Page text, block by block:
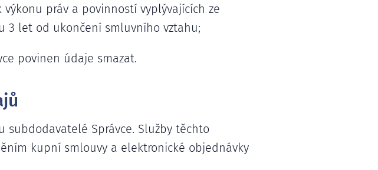
práv a povinností vyplývajících ze
3 let od ukončení smluvního vztahu;
povinen údaje smazat.
Správce. Služby těchto
kupní smlouvy a elektronické objednávky